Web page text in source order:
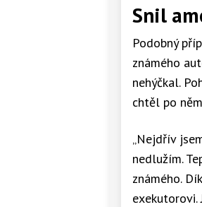
Snil
Podobný
známého
nehýčkal.
chtěl po
„Nejdřív
nedlužím.
známého.
exekutorovi.